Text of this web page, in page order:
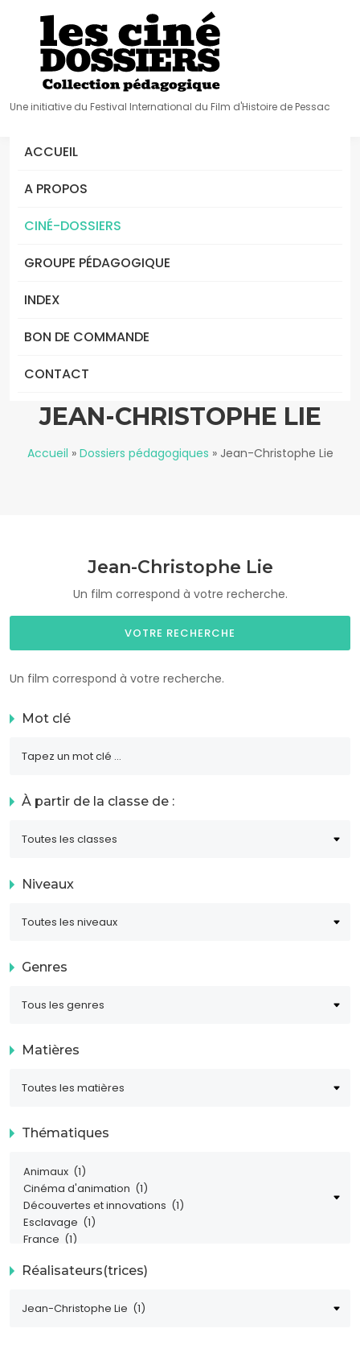
Une initiative du Festival International du Film d'Histoire de Pessac
ACCUEIL
A PROPOS
CINÉ-DOSSIERS
GROUPE PÉDAGOGIQUE
INDEX
BON DE COMMANDE
CONTACT
JEAN-CHRISTOPHE LIE
Accueil » Dossiers pédagogiques » Jean-Christophe Lie
Jean-Christophe Lie
Un film correspond à votre recherche.
VOTRE RECHERCHE
Un film correspond à votre recherche.
Mot clé
À partir de la classe de :
Niveaux
Genres
Matières
Thématiques
Réalisateurs(trices)